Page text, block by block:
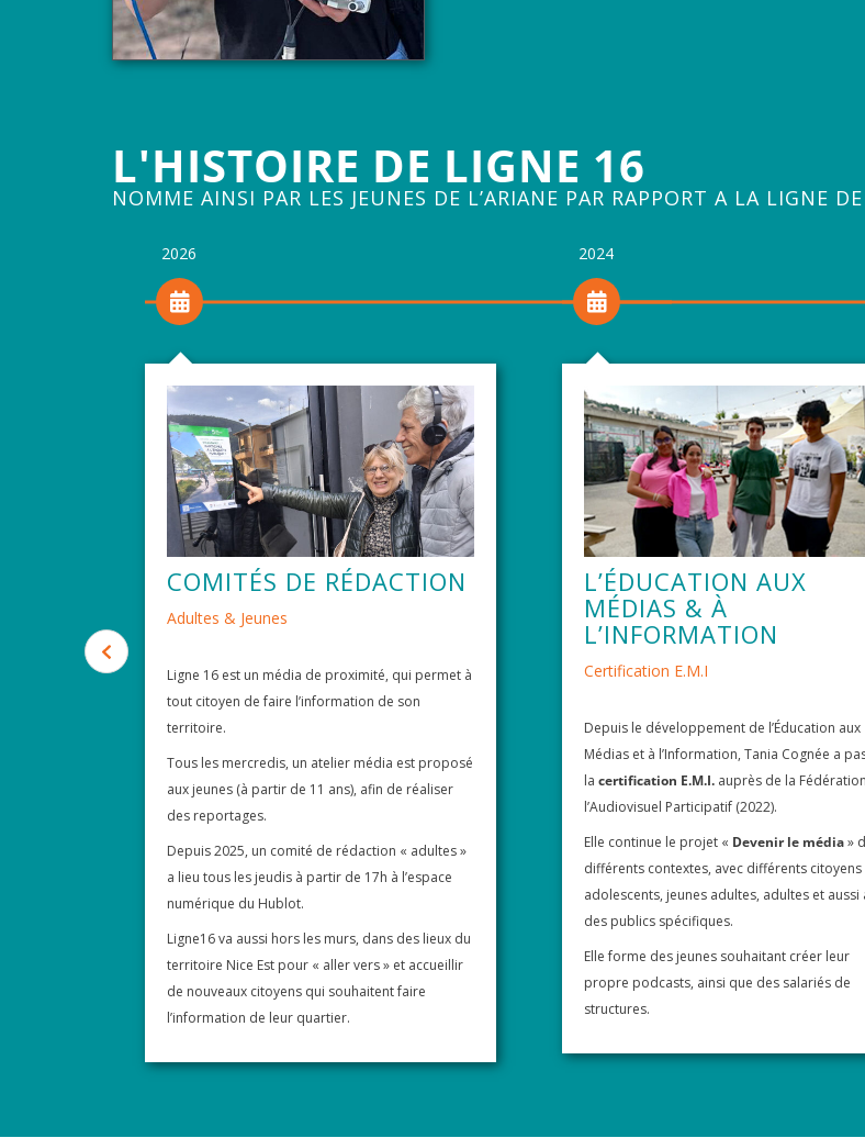
L'HISTOIRE DE LIGNE 16
NOMME AINSI PAR LES JEUNES DE L’ARIANE PAR RAPPORT A LA LIGNE
2026
COMITÉS DE RÉDACTION
Adultes & Jeunes
Ligne 16 est un média de proximité, qui permet à
tout citoyen de faire l’information de son
territoire.
Tous les mercredis, un atelier média est proposé
aux jeunes (à partir de 11 ans), afin de réaliser
des reportages.
Depuis 2025, un comité de rédaction « adultes »
a lieu tous les jeudis à partir de 17h à l’espace
numérique du Hublot.
Ligne16 va aussi hors les murs, dans des lieux du
territoire Nice Est pour « aller vers » et accueillir
de nouveaux citoyens qui souhaitent faire
l’information de leur quartier.
2024
L’ÉDUCATION AUX
MÉDIAS & À
L’INFORMATION
Certification E.M.I
Depuis le développement de l’Éducation aux
Médias et à l’Information, Tania Cognée a
la certification E.M.I. auprès de la
l’Audiovisuel Participatif (2022).
Elle continue le projet « Devenir le média»
différents contextes, avec différents citoyens
adolescents, jeunes adultes, adultes et aussi
des publics spécifiques.
Elle forme des jeunes souhaitant créer leur
propre podcasts, ainsi que des salariés de
structures.